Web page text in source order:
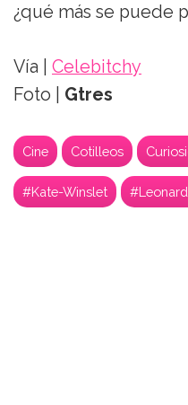
¿qué más se puede
Vía | Celebitchy
Foto | Gtres
Cine Cotilleos
#Kate-Winslet